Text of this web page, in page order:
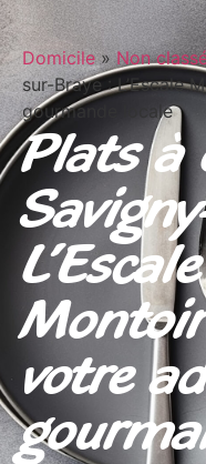
Domicile » Non
sur-Braye : L’Escale
gourmande locale
Plats à
L’Escale
votre